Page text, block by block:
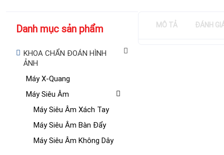
Danh mục sản phẩm
KHOA CHẨN ĐOÁN HÌNH
ẢNH
Máy X-Quang
Máy Siêu Âm
Máy Siêu Âm Xách Tay
Máy Siêu Âm Bàn Đẩy
Máy Siêu Âm Không Dây
MÔ TẢ ĐÁNH